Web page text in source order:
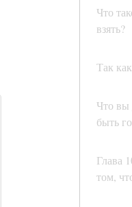
Что
взять?
Так
Что вы
быть
Глава
том,